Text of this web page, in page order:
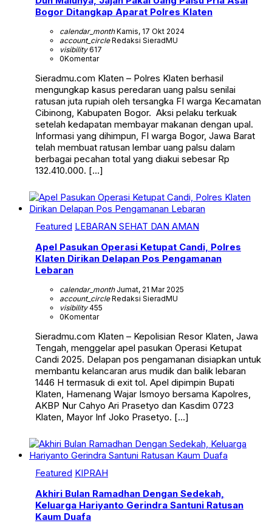
Bogor Ditangkap Aparat Polres Klaten
calendar_monthKamis, 17 Okt 2024
account_circleRedaksi SieradMU
visibility617
0Komentar
Sieradmu.com Klaten – Polres Klaten berhasil
mengungkap kasus peredaran uang palsu senilai
ratusan juta rupiah oleh tersangka FI warga Kecamatan
Cibinong, Kabupaten Bogor. Aksi pelaku terkuak
setelah kedapatan membayar makanan dengan upal.
Informasi yang dihimpun, FI warga Bogor, Jawa Barat
telah membuat ratusan lembar uang palsu dalam
berbagai pecahan total yang diakui sebesar Rp
132.410.000. […]
Featured LEBARAN SEHAT DAN AMAN
Apel Pasukan Operasi Ketupat Candi, Polres
Klaten Dirikan Delapan Pos Pengamanan
Lebaran
calendar_monthJumat, 21 Mar 2025
account_circleRedaksi SieradMU
visibility455
0Komentar
Sieradmu.com Klaten – Kepolisian Resor Klaten, Jawa
Tengah, menggelar apel pasukan Operasi Ketupat
Candi 2025. Delapan pos pengamanan disiapkan untuk
membantu kelancaran arus mudik dan balik lebaran
1446 H termasuk di exit tol. Apel dipimpin Bupati
Klaten, Hamenang Wajar Ismoyo bersama Kapolres,
AKBP Nur Cahyo Ari Prasetyo dan Kasdim 0723
Klaten, Mayor Inf Joko Prasetyo. […]
Featured KIPRAH
Akhiri Bulan Ramadhan Dengan Sedekah,
Keluarga Hariyanto Gerindra Santuni Ratusan
Kaum Duafa